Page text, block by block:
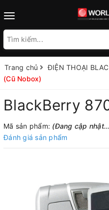
Toggle
Trang chủ ĐIỆN THOẠI
(Cũ Nobox)
BlackBerry
Mã sản phẩm: (Đang cập
Đánh giá sản phẩm